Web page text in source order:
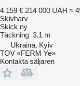
4 159 € 214 000 UAH ≈
Skivharv
Skick ny
Täckning 3,1 m
Ukraina, Kyiv
TOV «FERM Ye»
Kontakta säljaren